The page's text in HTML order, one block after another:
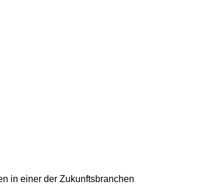
in einer der Zukunftsbranchen